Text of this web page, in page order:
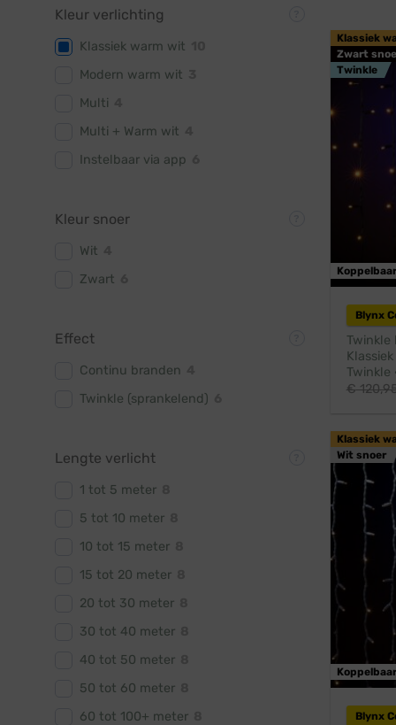
Kleur verlichting
Klassiek warm wit
Modern warm wit
Multi
Multi + Warm wit
Instelbaar via app
Kleur snoer
Wit
Zwart
Effect
Continu branden
Twinkle (sprankelend)
Lengte verlicht
1 tot 5 meter
5 tot 10 meter
10 tot 15 meter
15 tot 20 meter
20 tot 30 meter
30 tot 40 meter
40 tot 50 meter
50 tot 60 meter
60 tot 100+ meter
Klassiek
Zwart
Twinkle
Koppelbaar
Blynx
Twinkle
Twinkle
€
Klassiek
Wit snoer
Koppelbaar
Blynx